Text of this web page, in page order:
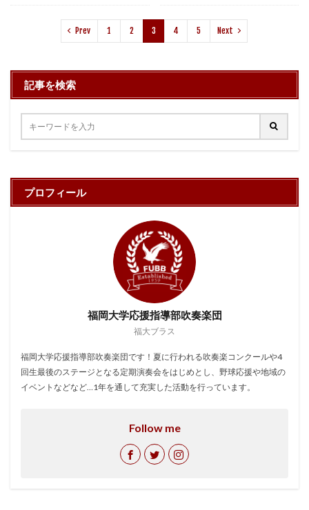
Prev 1 2 3 4 5 Next
記事を検索
プロフィール
福岡大学応援指導部吹奏楽団
福大ブラス
福岡大学応援指導部吹奏楽団です！夏に行われる吹奏楽コンクールや4
回生最後のステージとなる定期演奏会をはじめとし、野球応援や地域の
イベントなどなど…1年を通して充実した活動を行っています。
Follow me